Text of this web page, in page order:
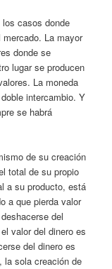
casos donde
La mayor
donde se
lugar se producen
La moneda
intercambio. Y
se habrá
de su creación
total de su propio
a su producto, está
a que pierda valor
del
valor del dinero es
del dinero es
la sola creación de